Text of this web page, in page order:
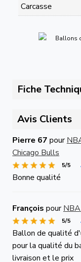
Carcasse
Fiche
Avis Clients
Pierre 67 pour
Chicago Bulls
5/5
Bonne qualité
François pour
5/5
Ballon de qualité
pour la qualité du
livraison et le prix